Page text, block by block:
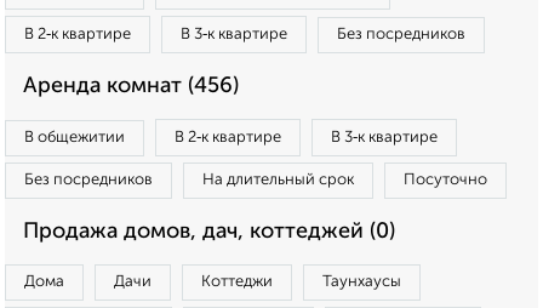
В 2‑к квартире В 3‑к квартире Без посредников
Аренда комнат (456)
В общежитии В 2‑к квартире В 3‑к квартире
Без посредников На длительный срок Посуточно
Продажа домов, дач, коттеджей (0)
Дома Дачи Коттеджи Таунхаусы